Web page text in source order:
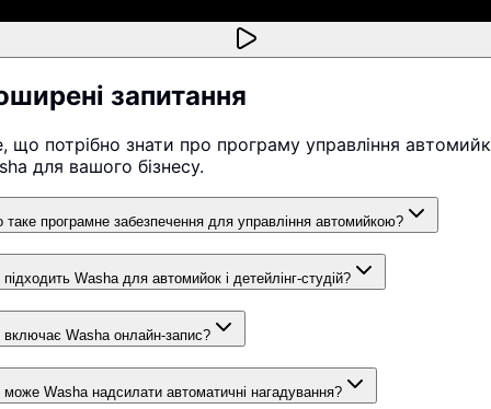
запитання
що потрібно знати про програму управління
для вашого бізнесу.
програмне забезпечення для управління автомийкою?
Washa для автомийок і детейлінг-студій?
Washa онлайн-запис?
Washa надсилати автоматичні нагадування?